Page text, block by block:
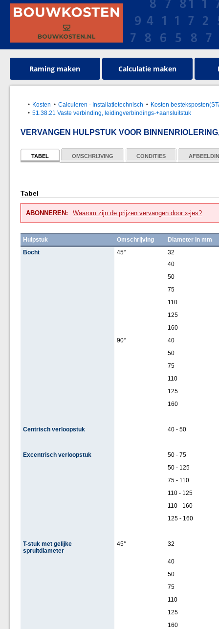
Raming maken Calculatie maken
Kosten Calculeren - Installatietechnisch
Kosten
51.38.21 Vaste verbinding, leidingverbindings-+aansluitstuk
VERVANGEN HULPSTUK VOOR
TABEL OMSCHRIJVING CONDITIES
Tabel
ABONNEREN: Waarom zijn de prijzen vervangen door x-jes?
Hulpstuk Omschrijving
Diameter in mm
Bocht
45°
32
40
50
75
110
125
160
90°
40
50
75
110
125
160
Centrisch verloopstuk 40 - 50
Excentrisch verloopstuk
50 - 75
50 - 125
75 - 110
110 - 125
110 - 160
125 - 160
T-stuk met gelijke
spruitdiameter
45° 32
40
50
75
110
125
160